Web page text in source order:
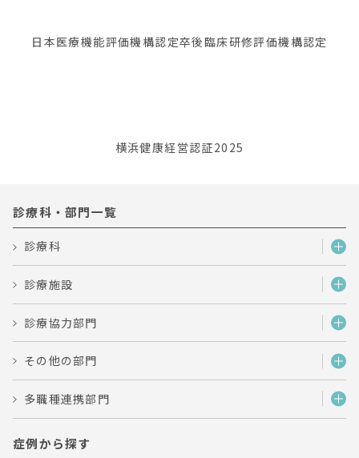
日本医療機能評価機構認定卒後臨床研修評価機構認定
横浜健康経営認証2025
診療科・部門一覧
診療科
診療施設
診療協力部門
その他の部門
多職種連携部門
症例から探す